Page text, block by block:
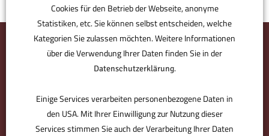
Cookies für den Betrieb der Webseite, anonyme
Statistiken, etc. Sie können selbst entscheiden, welche
Kategorien Sie zulassen möchten. Weitere Informationen
über die Verwendung Ihrer Daten finden Sie in der
Datenschutzerklärung.
Einige Services verarbeiten personenbezogene Daten in
den USA. Mit Ihrer Einwilligung zur Nutzung dieser
Services stimmen Sie auch der Verarbeitung Ihrer Daten